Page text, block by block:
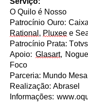
O Quilo é Nosso
Patrocínio Ouro:
Rational , Pluxee e
Patrocínio Prata: Totvs
Apoio: Glasart,
Foco
Parceria: Mundo Mesa
Realização: Abrasel
Informações: